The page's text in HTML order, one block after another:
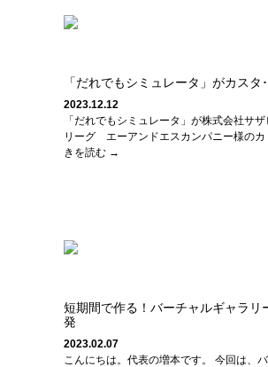
「だれでもシミュレータ」がカスタ･
2023.12.12
「だれでもシミュレータ」が株式会社サザ
リーグ エーアンドエスカンパニー様の
きを読む →
短期間で作る！バーチャルギャラリ
発
2023.02.07
こんにちは。代表の増本です。 今回は、